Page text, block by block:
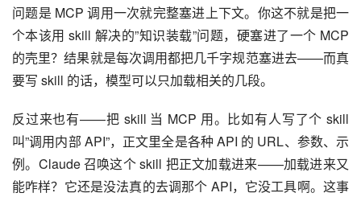
问题是 MCP 调用一次就完整塞进上下文。你这不就是把一
个本该用 skill 解决的”知识装载”问题，硬塞进了一个 MCP
的壳里？结果就是每次调用都把几千字规范塞进去——而真
要写 skill 的话，模型可以只加载相关的几段。
反过来也有——把 skill 当 MCP 用。比如有人写了个 skill
叫”调用内部 API”，正文里全是各种 API 的 URL、参数、示
例。Claude 召唤这个 skill 把正文加载进来——加载进来又
能咋样？它还是没法真的去调那个 API，它没工具啊。这事